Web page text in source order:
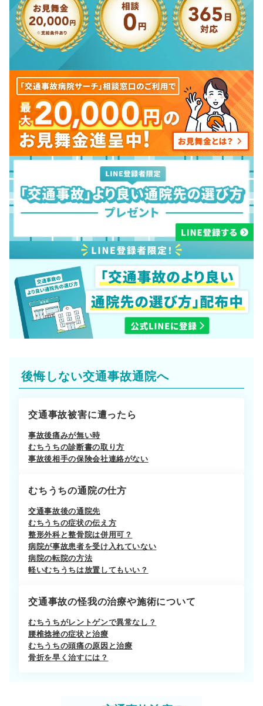
後悔しない交通事故通院へ
交通事故被害に遭ったら
事故後痛みが無い時
むちうちの診断書の取り方
事故後相手の保険会社連絡がない
むちうちの通院の仕方
交通事故後の通院先
むちうちの症状の伝え方
整形外科と整骨院は併用可？
病院が事故患者を受け入れていない
病院の転院の方法
軽いむちうちは放置してもいい？
交通事故の怪我の治療や施術について
むちうちがレントゲンで異常なし？
腰椎捻挫の症状と治療
むちうちの頭痛の原因と治療
骨折を早く治すには？